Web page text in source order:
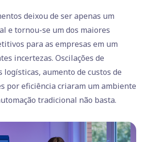
deixou de ser apenas um
e tornou-se um dos maiores
para as empresas em um
incertezas. Oscilações de
aumento de custos de
por eficiência criaram um ambiente
tradicional não basta.